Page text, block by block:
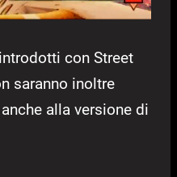
con Street
saranno inoltre
anche alla versione di